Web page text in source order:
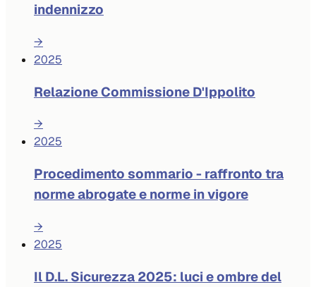
indennizzo
→
2025
Relazione Commissione D'Ippolito
→
2025
Procedimento sommario - raffronto tra
norme abrogate e norme in vigore
→
2025
Il D.L. Sicurezza 2025: luci e ombre del